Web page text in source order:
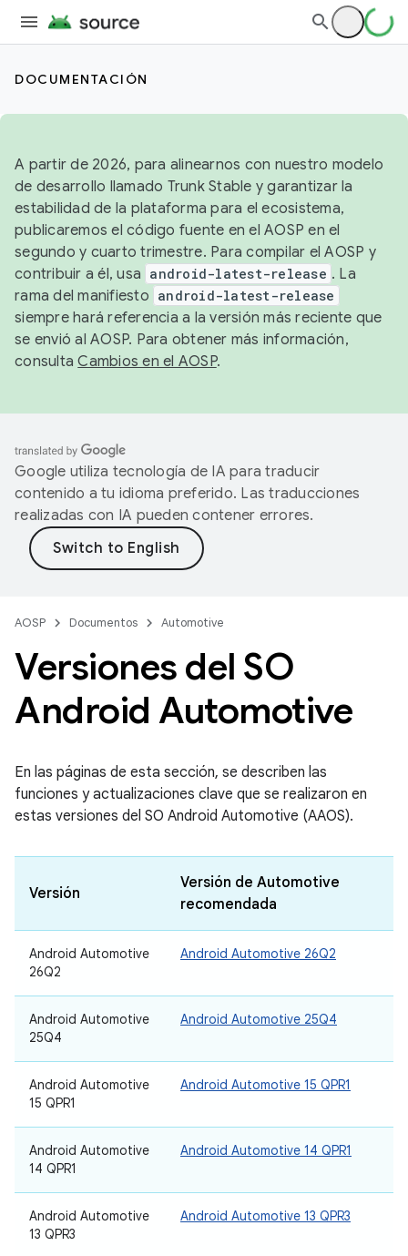
DOCUMENTACIÓN
A partir de 2026, para alinearnos con nuestro modelo
de desarrollo llamado Trunk Stable y garantizar la
estabilidad de la plataforma para el ecosistema,
publicaremos el código fuente en el AOSP en el
segundo y cuarto trimestre. Para compilar el AOSP y
contribuir a él, usa android-latest-release . La
rama del manifiesto android-latest-release
siempre hará referencia a la versión más reciente que
se envió al AOSP. Para obtener más información,
consultaCambios en el AOSP.
Google utiliza tecnología de IA para traducir
contenido a tu idioma preferido. Las traducciones
realizadas con IA pueden contener errores.
AOSP Documentos Automotive
Versiones del SO
Android Automotive
En las páginas de esta sección, se describen las
funciones y actualizaciones clave que se realizaron en
estas versiones del SO Android Automotive (AAOS).
Versión
Versión de Automotive
recomendada
Android Automotive
26Q2
Android Automotive 26Q2
Android Automotive
25Q4
Android Automotive 25Q4
Android Automotive
15 QPR1
Android Automotive 15 QPR1
Android Automotive
14 QPR1
Android Automotive 14 QPR1
Android Automotive
13 QPR3
Android Automotive 13 QPR3